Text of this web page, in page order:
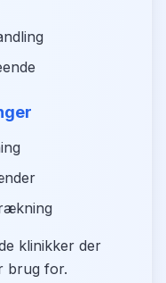
klinikker der
brug for.